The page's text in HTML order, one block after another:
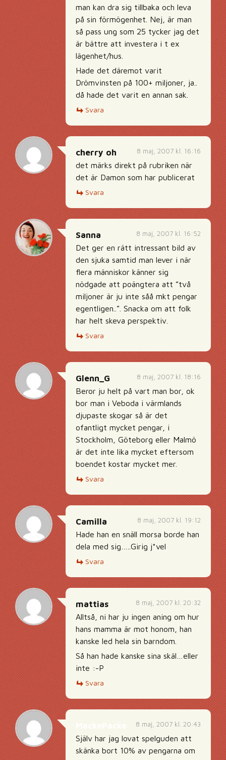
man kan dra sig tillbaka och leva
på sin förmögenhet. Nej, är man
så pass ung som 25 tycker jag det
är bättre att investera i t ex
lägenhet/hus.
Hade det däremot varit
Drömvinsten på 100+ miljoner, ja..
då hade det varit en annan sak.
Svara
8 maj, 2007 kl. 16:16
cherry oh
det märks direkt på rubriken när
det är Damon som har publicerat
Svara
8 maj, 2007 kl. 16:52
Sanna
Det ger en rätt intressant bild av
den sjuka samtid man lever i när
flera människor känner sig
nödgade att poängtera att ”två
miljoner är ju inte såå mkt pengar
egentligen..”. Snacka om att folk
har helt skeva perspektiv.
Svara
8 maj, 2007 kl. 18:16
Glenn_G
Beror ju helt på vart man bor, ok
bor man i Veboda i värmlands
djupaste skogar så är det
ofantligt mycket pengar, i
Stockholm, Göteborg eller Malmö
är det inte lika mycket eftersom
boendet kostar mycket mer.
Svara
8 maj, 2007 kl. 19:12
Camilla
Hade han en snäll morsa borde han
dela med sig…..Girig j*vel
Svara
8 maj, 2007 kl. 20:32
mattias
Alltså, ni har ju ingen aning om hur
hans mamma är mot honom, han
kanske led hela sin barndom.
Så han hade kanske sina skäl…eller
inte :-P
Svara
8 maj, 2007 kl. 20:43
Själv har jag lovat spelguden att
skänka bort 10% av pengarna om